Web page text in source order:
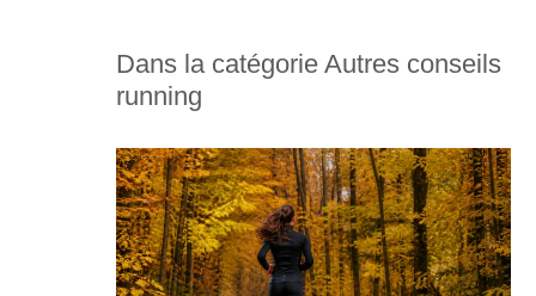
Dans la catégorie Autres conseils
running